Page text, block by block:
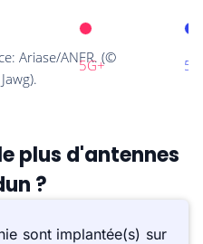
plus d'antennes
?
sont implantée(s) sur